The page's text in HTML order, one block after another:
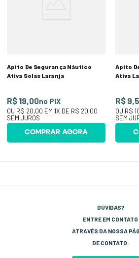
Apito De Segurança Náutico
Ativa Solas Laranja
R$ 19,00no PIX
OU R$ 20,00 EM 1X DE R$ 20,00
SEM JUROS
COMPRAR AGORA
Apito
Ativa
R$
OU R$
SEM
DÚVIDAS?
ENTRE EM CONTATO
ATRAVÉS DA NOSSA
DE CONTATO.